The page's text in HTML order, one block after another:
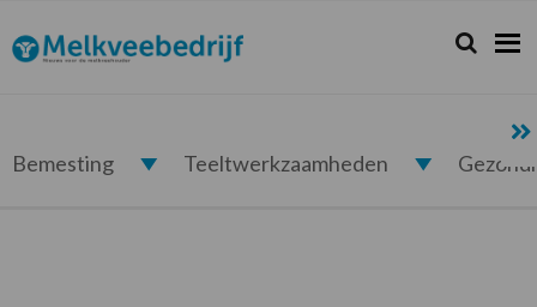
de
hoofdnavigatie
de
hoofd
de
eerste
de
voettekst
Melkveebedrijf.nl Zoeken...
Zoek
Bemesting Teeltwerkzaamheden